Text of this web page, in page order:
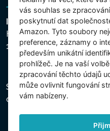
Intex Trading, s.r.o.
Hradecká 2526/3
130 00 Praha 3 - Česká
Společnost je zapsána u
oddíl C, vložka 74759, IČ
vás souhlas se
poskytnutí dat
Amazon. Tyto soubory
preference, záznamy o
především unikátní
prohlížeč. Je na vaší
zpracování těchto údajů
může ovlivnit fungování
vám nabízeny.